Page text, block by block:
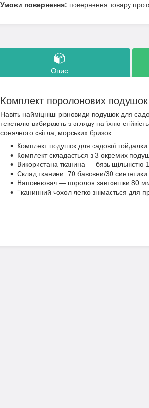
повернення товару
Опис
Комплект поролонових
Навіть найміцніші різновиди подушок для
текстилю вибирають з огляду на їхню
сонячного світла; морських бризок.
Комплект подушок для садової
Комплект складається з 3 окремих
Використана тканина — бязь щільністю
Склад тканини: 70 бавовни/30 синтетики.
Наповнювач — поролон завтовшки 80
Тканинний чохол легко знімається для